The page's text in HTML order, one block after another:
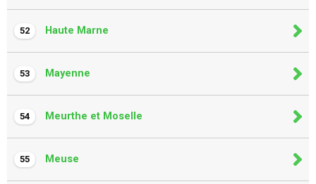
52 Haute Marne
53 Mayenne
54 Meurthe et Moselle
55 Meuse